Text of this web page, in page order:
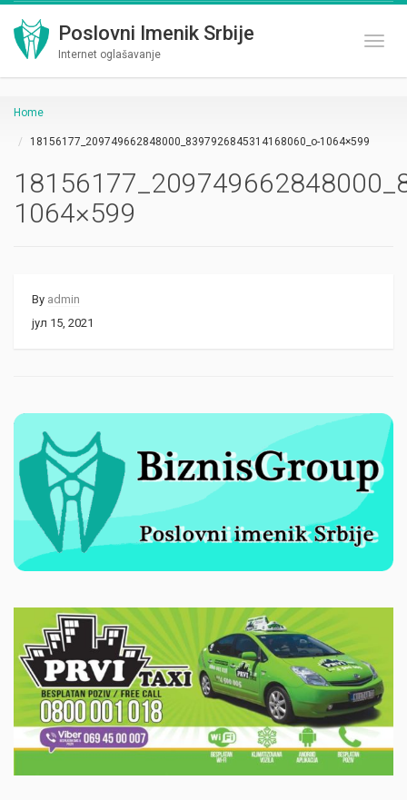
Poslovni Imenik Srbije
Internet oglašavanje
Home
18156177_209749662848000_8397926845314168060_o-1064×599
1064×599
By admin
јул 15, 2021